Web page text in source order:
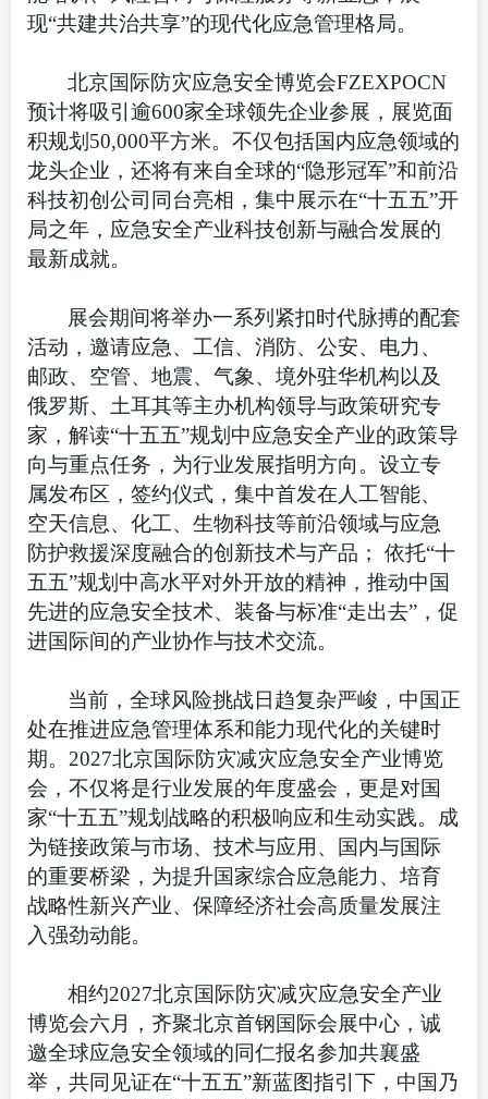
现“共建共治共享”的现代化应急管理格局。
北京国际防灾应急安全博览会FZEXPOCN
预计将吸引逾600家全球领先企业参展，展览面
积规划50,000平方米。不仅包括国内应急领域的
龙头企业，还将有来自全球的“隐形冠军”和前沿
科技初创公司同台亮相，集中展示在“十五五”开
局之年，应急安全产业科技创新与融合发展的
最新成就。
展会期间将举办一系列紧扣时代脉搏的配套
活动，邀请应急、工信、消防、公安、电力、
邮政、空管、地震、气象、境外驻华机构以及
俄罗斯、土耳其等主办机构领导与政策研究专
家，解读“十五五”规划中应急安全产业的政策导
向与重点任务，为行业发展指明方向。设立专
属发布区，签约仪式，集中首发在人工智能、
空天信息、化工、生物科技等前沿领域与应急
防护救援深度融合的创新技术与产品； 依托“十
五五”规划中高水平对外开放的精神，推动中国
先进的应急安全技术、装备与标准“走出去”，促
进国际间的产业协作与技术交流。
当前，全球风险挑战日趋复杂严峻，中国正
处在推进应急管理体系和能力现代化的关键时
期。2027北京国际防灾减灾应急安全产业博览
会，不仅将是行业发展的年度盛会，更是对国
家“十五五”规划战略的积极响应和生动实践。成
为链接政策与市场、技术与应用、国内与国际
的重要桥梁，为提升国家综合应急能力、培育
战略性新兴产业、保障经济社会高质量发展注
入强劲动能。
相约2027北京国际防灾减灾应急安全产业
博览会六月，齐聚北京首钢国际会展中心，诚
邀全球应急安全领域的同仁报名参加共襄盛
举，共同见证在“十五五”新蓝图指引下，中国乃